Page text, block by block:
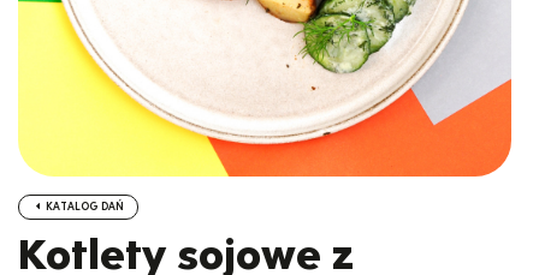
KATALOG DAŃ
Kotlety sojowe z